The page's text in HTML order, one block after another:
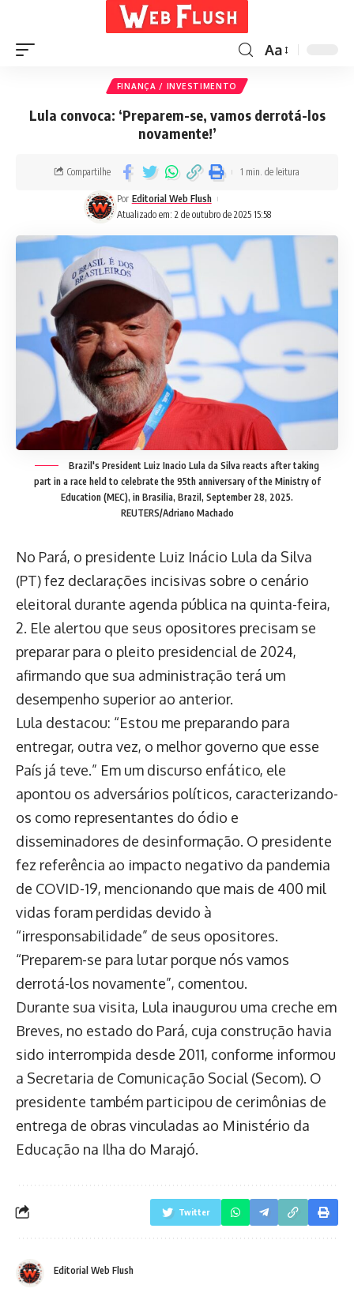
Aa
FINANÇA / INVESTIMENTO
Lula convoca: ‘Preparem-se, vamos derrotá-los
novamente!’
Atualizado em: 2 de outubro de 2025 15:58
Por Editorial Web Flush
Compartilhe 1 min. de leitura
Brazil's President Luiz Inacio Lula da Silva reacts after taking
part in a race held to celebrate the 95th anniversary of the Ministry of
Education (MEC), in Brasilia, Brazil, September 28, 2025.
REUTERS/Adriano Machado
No Pará, o presidente Luiz Inácio Lula da Silva
(PT) fez declarações incisivas sobre o cenário
eleitoral durante agenda pública na quinta-feira,
2. Ele alertou que seus opositores precisam se
preparar para o pleito presidencial de 2024,
afirmando que sua administração terá um
desempenho superior ao anterior.
Lula destacou: “Estou me preparando para
entregar, outra vez, o melhor governo que esse
País já teve.” Em um discurso enfático, ele
apontou os adversários políticos, caracterizando-
os como representantes do ódio e
disseminadores de desinformação. O presidente
fez referência ao impacto negativo da pandemia
de COVID-19, mencionando que mais de 400 mil
vidas foram perdidas devido à
“irresponsabilidade” de seus opositores.
“Preparem-se para lutar porque nós vamos
derrotá-los novamente”, comentou.
Durante sua visita, Lula inaugurou uma creche em
Breves, no estado do Pará, cuja construção havia
sido interrompida desde 2011, conforme informou
a Secretaria de Comunicação Social (Secom). O
presidente também participou de cerimônias de
entrega de obras vinculadas ao Ministério da
Educação na Ilha do Marajó.
Twitter
Editorial Web Flush